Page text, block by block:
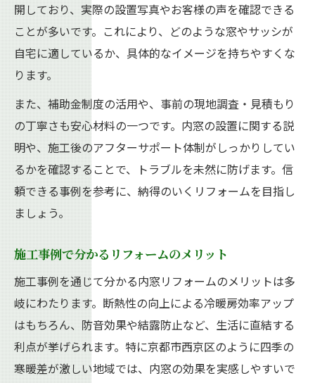
開しており、実際の設置写真やお客様の声を確認できる
ことが多いです。これにより、どのような窓やサッシが
自宅に適しているか、具体的なイメージを持ちやすくな
ります。
また、補助金制度の活用や、事前の現地調査・見積もり
の丁寧さも安心材料の一つです。内窓の設置に関する説
明や、施工後のアフターサポート体制がしっかりしてい
るかを確認することで、トラブルを未然に防げます。信
頼できる事例を参考に、納得のいくリフォームを目指し
ましょう。
施工事例で分かるリフォームのメリット
施工事例を通じて分かる内窓リフォームのメリットは多
岐にわたります。断熱性の向上による冷暖房効率アップ
はもちろん、防音効果や結露防止など、生活に直結する
利点が挙げられます。特に京都市西京区のように四季の
寒暖差が激しい地域では、内窓の効果を実感しやすいで